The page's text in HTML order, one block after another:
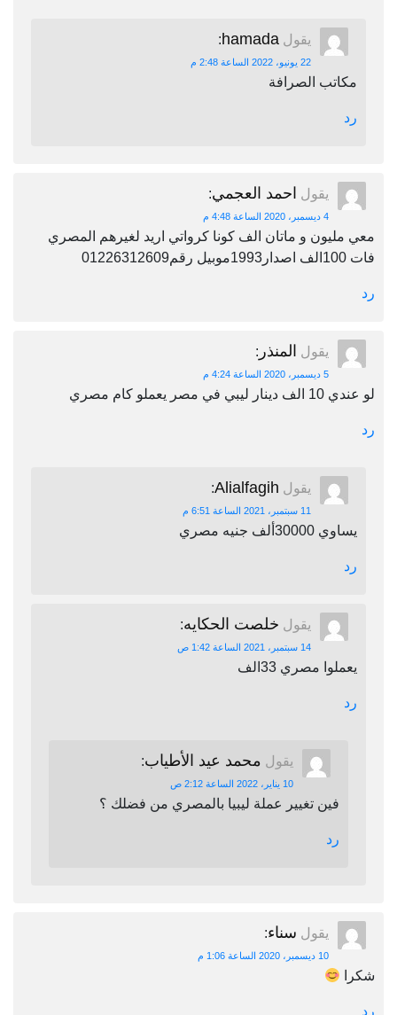
يقول hamada
:
22 يونيو، 2022 الساعة 2:48 م
مكاتب الصرافة
رد
يقول احمد العجمي:
4 ديسمبر، 2020 الساعة 4:48 م
معي مليون و ماتان الف كونا كرواتي اريد لغيرهم المصري
فات 100الف اصدار1993موبيل رقم01226312609
رد
يقول المنذر :
5 ديسمبر، 2020 الساعة 4:24 م
لو عندي 10 الف دينار ليبي في مصر يعملو كام مصري
رد
يقول Alialfagih
:
11 سبتمبر، 2021 الساعة 6:51 م
يساوي 30000ألف جنيه مصري
رد
يقول خلصت الحكايه:
14 سبتمبر، 2021 الساعة 1:42 ص
يعملوا مصري 33الف
رد
يقول محمد عيد الأطياب:
10 يناير، 2022 الساعة 2:12 ص
فين تغيير عملة ليبيا بالمصري من فضلك ؟
رد
يقول سناء:
10 ديسمبر، 2020 الساعة 1:06 م
شكرا
رد